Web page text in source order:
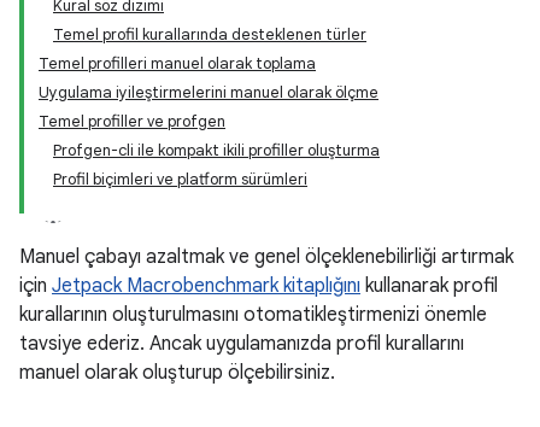
Kural söz dizimi
Temel profil kurallarında desteklenen türler
Temel profilleri manuel olarak toplama
Uygulama iyileştirmelerini manuel olarak ölçme
Temel profiller ve profgen
Profgen-cli ile kompakt ikili profiller oluşturma
Profil biçimleri ve platform sürümleri
Manuel çabayı azaltmak ve genel ölçeklenebilirliği artırmak
için Jetpack Macrobenchmark kitaplığını kullanarak profil
kurallarının oluşturulmasını otomatikleştirmenizi önemle
tavsiye ederiz. Ancak uygulamanızda profil kurallarını
manuel olarak oluşturup ölçebilirsiniz.